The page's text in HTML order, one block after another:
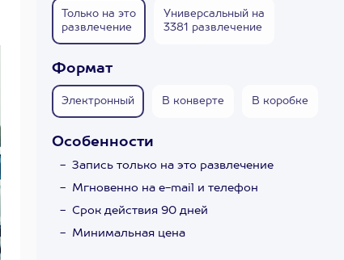
Только на это
развлечение
Универсальный на
3381 развлечение
Формат
Электронный В конверте В коробке
Особенности
Запись только на это развлечение
Мгновенно на e-mail и телефон
Срок действия 90 дней
Минимальная цена